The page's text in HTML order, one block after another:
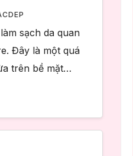
không?
sạch da quan
Đây là một quá
trên bề mặt…